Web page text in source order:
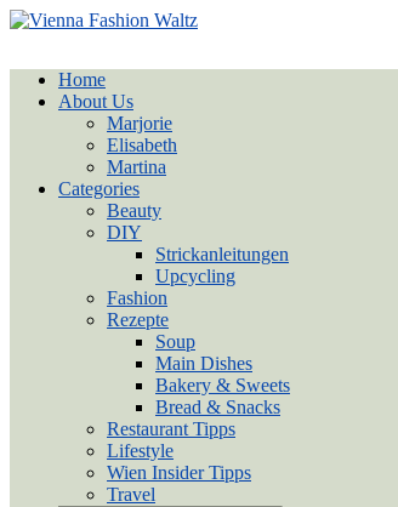
Home
About Us
Marjorie
Elisabeth
Martina
Categories
Beauty
DIY
Strickanleitungen
Upcycling
Fashion
Rezepte
Soup
Main Dishes
Bakery & Sweets
Bread & Snacks
Restaurant Tipps
Lifestyle
Wien Insider Tipps
Travel